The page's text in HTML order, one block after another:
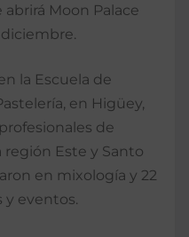
Moon Palace
la Escuela de
en Higüey,
de
Este y Santo
en mixología y 22
eventos.